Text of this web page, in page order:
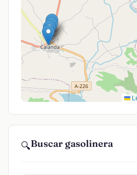
🔍Buscar gasolinera